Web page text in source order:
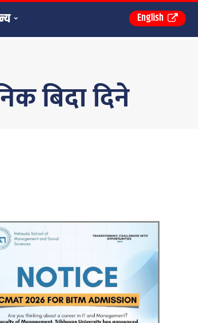
English
बिदा दिने